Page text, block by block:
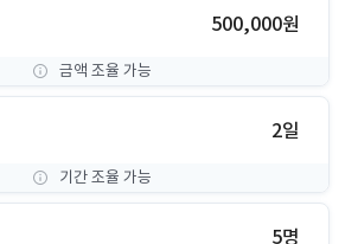
500,000원
금액 조율 가능
2일
기간 조율 가능
5명